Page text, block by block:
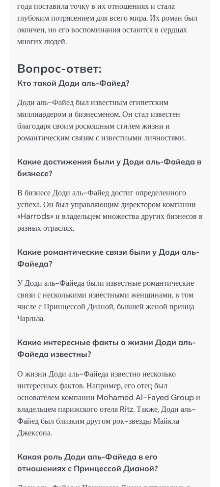
года поставила точку в их отношениях и стала
глубоким потрясением для всего мира. Их роман был
окончен, но его воспоминания остаются в сердцах
многих людей.
Вопрос-ответ:
Кто такой Доди аль-Файед?
Доди аль-Файед был известным египетским
миллиардером и бизнесменом. Он стал известен
благодаря своим роскошным стилем жизни и
романтическим связям с известными личностями.
Какие достижения были у Доди аль-Файеда в
бизнесе?
В бизнесе Доди аль-Файед достиг определенного
успеха. Он был управляющим директором компании
«Harrods» и владельцем множества других бизнесов в
разных отраслях.
Какие романтические связи были у Доди аль-
Файеда?
У Доди аль-Файеда были известные романтические
связи с несколькими известными женщинами, в том
числе с Принцессой Дианой, бывшей женой принца
Чарльза.
Какие интересные факты о жизни Доди аль-
Файеда известны?
О жизни Доди аль-Файеда известно несколько
интересных фактов. Например, его отец был
основателем компании Mohamed Al-Fayed Group и
владельцем парижского отеля Ritz. Также, Доди аль-
Файед был близким другом рок-звезды Майкла
Джексона.
Какая роль Доди аль-Файеда в его
отношениях с Принцессой Дианой?